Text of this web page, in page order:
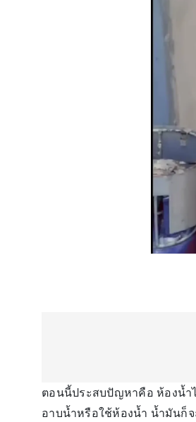
ตอนนี้ประสบปัญหาคือ ห้องน้ำ
อาบน้ำหรือใช้ห้องน้ำ น้ำมันก็